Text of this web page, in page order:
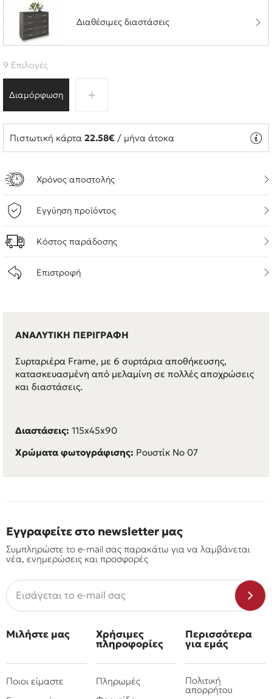
Διαθέσιμες διαστάσεις
Διαμόρφωση
9 Επιλογές
Πιστωτική κάρτα 22.58€ / μήνα άτοκα
Χρόνος αποστολής
Εγγύηση προϊόντος
Κόστος παράδοσης
Επιστροφή
ΑΝΑΛΥΤΙΚΗ ΠΕΡΙΓΡΑΦΗ
Συρταριέρα Frame, με 6 συρτάρια αποθήκευσης,
κατασκευασμένη από μελαμίνη σε πολλές αποχρώσεις
και διαστάσεις.
Διαστάσεις: 115x45x90
Χρώματα φωτογράφισης: Ρουστίκ Νο 07
Εγγραφείτε στο newsletter μας
Συμπληρώστε το e-mail σας παρακάτω για να λαμβάνεται
νέα, ενημερώσεις και προσφορές
Μιλήστε μας
Ποιοι είμαστε
Χρήσιμες
πληροφορίες
Πληρωμές
Περισσότερα
για εμάς
Πολιτική
απορρήτου